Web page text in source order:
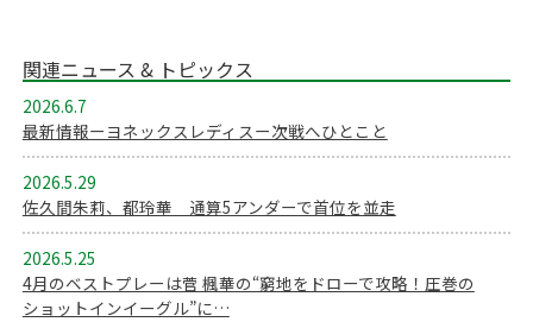
関連ニュース & トピックス
2026.6.7
最新情報ーヨネックスレディスー次戦へひとこと
2026.5.29
佐久間朱莉、都玲華 通算5アンダーで首位を並走
2026.5.25
4月のベストプレーは菅 楓華の“窮地をドローで攻略！圧巻の
ショットインイーグル”に…